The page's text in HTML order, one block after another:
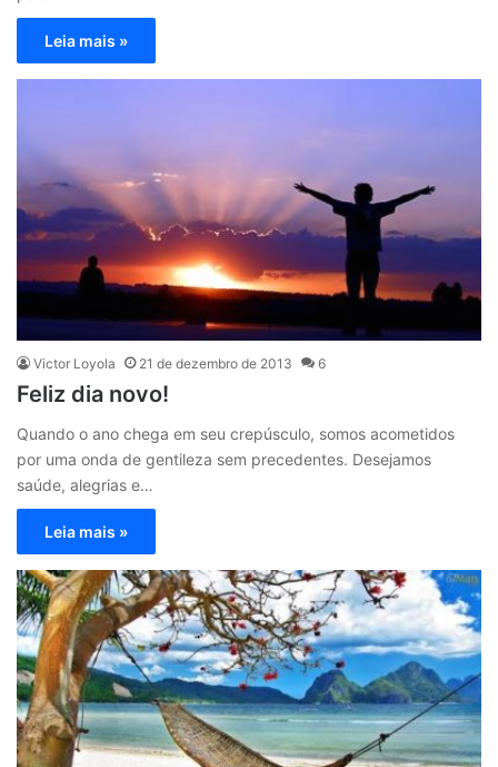
Leia mais »
Victor Loyola 21 de dezembro de 2013 6
Feliz dia novo!
Quando o ano chega em seu crepúsculo, somos acometidos
por uma onda de gentileza sem precedentes. Desejamos
saúde, alegrias e…
Leia mais »